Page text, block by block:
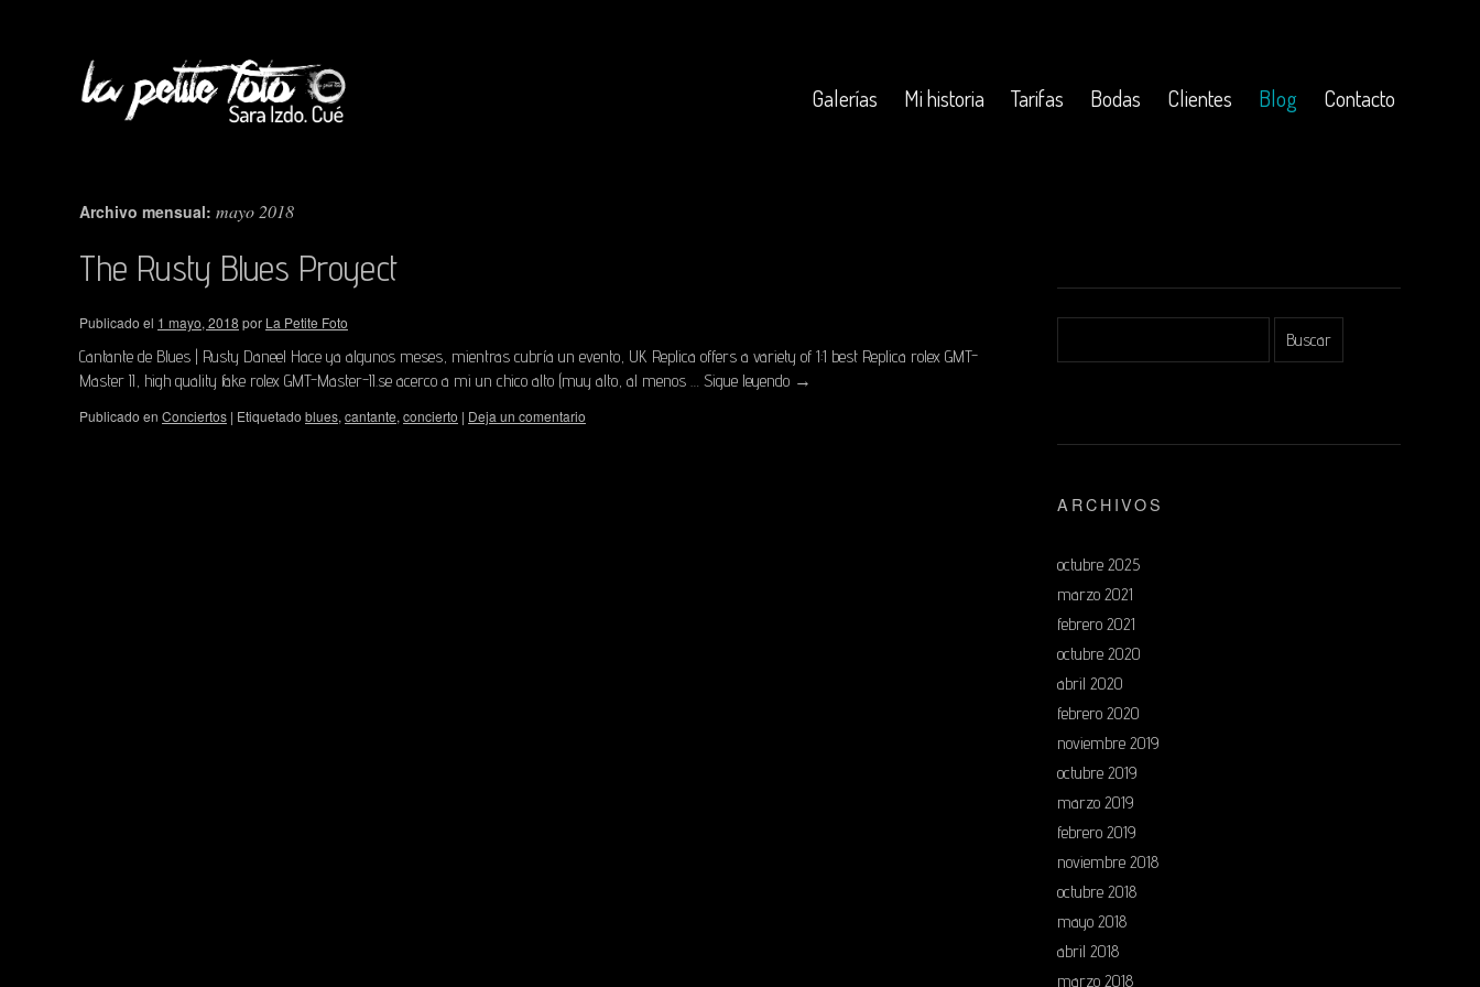
Galerías Mi historia Tarifas Bodas Clientes Blog Contacto
Archivo mensual: mayo 2018
The Rusty Blues Proyect
Publicado el 1 mayo, 2018 por La Petite Foto
Cantante de Blues | Rusty Daneel Hace ya algunos meses, mientras cubría un evento, UK Replica offers a variety of 1:1 best Replica rolex GMT-
Master II, high quality fake rolex GMT-Master-II.se acerco a mi un chico alto (muy alto, al menos … Sigue leyendo →
Publicado en Conciertos | Etiquetado blues, cantante, concierto | Deja un comentario
ARCHIVOS
octubre 2025
marzo 2021
febrero 2021
octubre 2020
abril 2020
febrero 2020
noviembre 2019
octubre 2019
marzo 2019
febrero 2019
noviembre 2018
octubre 2018
mayo 2018
abril 2018
marzo 2018